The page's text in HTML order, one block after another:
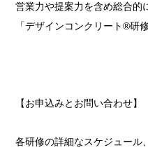
営業力や提案力を含め総合的
「デザインコンクリート®研
【お申込みとお問い合わせ】
各研修の詳細なスケジュール